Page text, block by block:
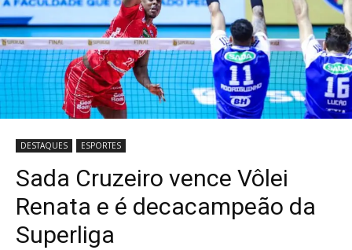
DESTAQUES ESPORTES
Sada Cruzeiro vence Vôlei
Renata e é decacampeão da
Superliga